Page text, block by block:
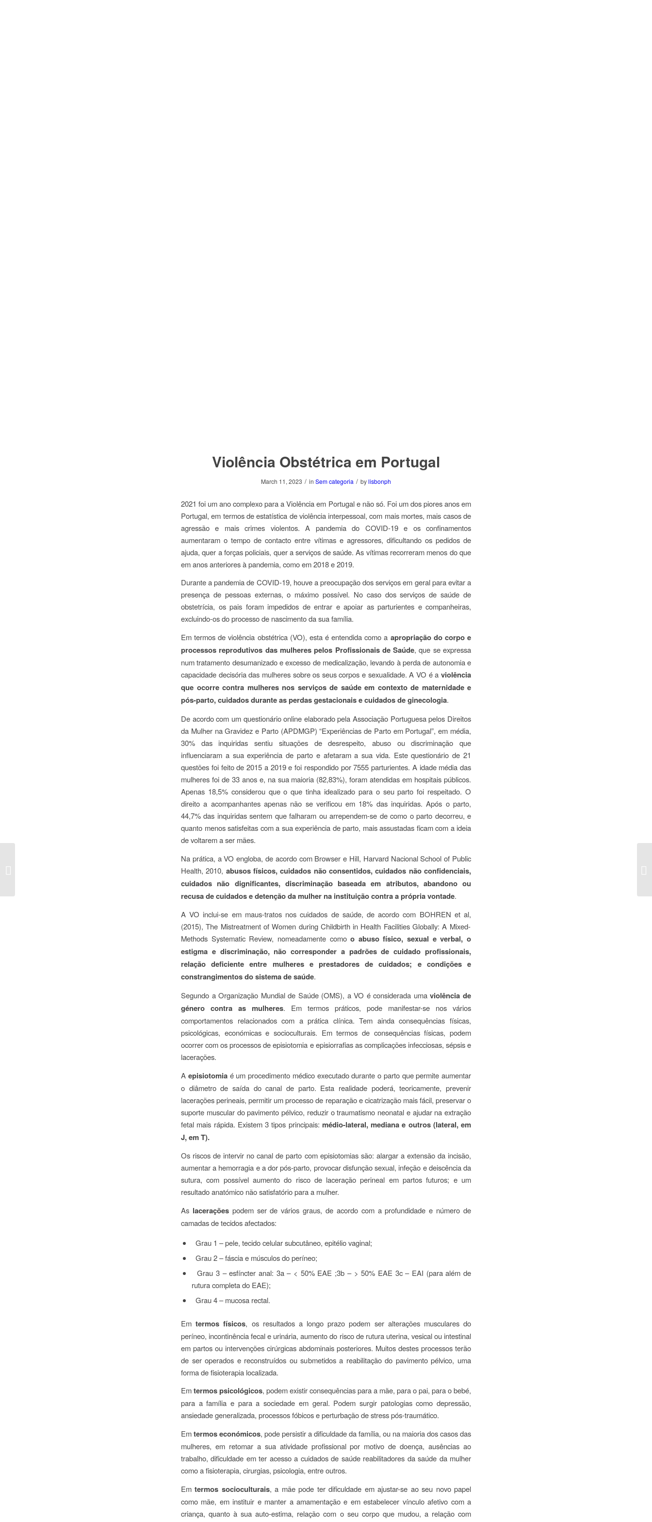
Violência Obstétrica em Portugal
March 11, 2023 / in Sem categoria / bylisbonph
2021 foi um ano complexo para a Violência em Portugal e não só. Foi um dos piores anos em
Portugal, em termos de estatística de violência interpessoal, com mais mortes, mais casos de
agressão e mais crimes violentos. A pandemia do COVID-19 e os confinamentos
aumentaram o tempo de contacto entre vítimas e agressores, dificultando os pedidos de
ajuda, quer a forças policiais, quer a serviços de saúde. As vítimas recorreram menos do que
em anos anteriores à pandemia, como em 2018 e 2019.
Durante a pandemia de COVID-19, houve a preocupação dos serviços em geral para evitar a
presença de pessoas externas, o máximo possível. No caso dos serviços de saúde de
obstetrícia, os pais foram impedidos de entrar e apoiar as parturientes e companheiras,
excluindo-os do processo de nascimento da sua família.
Em termos de violência obstétrica (VO), esta é entendida como a apropriação do corpo e
processos reprodutivos das mulheres pelos Profissionais de Saúde, que se expressa
num tratamento desumanizado e excesso de medicalização, levando à perda de autonomia e
capacidade decisória das mulheres sobre os seus corpos e sexualidade. A VO é a violência
que ocorre contra mulheres nos serviços de saúde em contexto de maternidade e
pós-parto,cuidados durante as perdas gestacionais e cuidados de ginecologia.
De acordo com um questionário online elaborado pela Associação Portuguesa pelos Direitos
da Mulher na Gravidez e Parto (APDMGP) “Experiências de Parto em Portugal”, em média,
30% das inquiridas sentiu situações de desrespeito, abuso ou discriminação que
influenciaram a sua experiência de parto e afetaram a sua vida. Este questionário de 21
questões foi feito de 2015 a 2019 e foi respondido por 7555 parturientes. A idade média das
mulheres foi de 33 anos e, na sua maioria (82,83%), foram atendidas em hospitais públicos.
Apenas 18,5% considerou que o que tinha idealizado para o seu parto foi respeitado. O
direito a acompanhantes apenas não se verificou em 18% das inquiridas. Após o parto,
44,7% das inquiridas sentem que falharam ou arrependem-se de como o parto decorreu, e
quanto menos satisfeitas com a sua experiência de parto, mais assustadas ficam com a ideia
de voltarem a ser mães.
Na prática, a VO engloba, de acordo com Browser e Hill, Harvard Nacional School of Public
Health, 2010, abusos físicos, cuidados não consentidos, cuidados não confidenciais,
cuidados não dignificantes, discriminação baseada em atributos, abandono ou
recusa de cuidados e detenção da mulher na instituição contra a própria vontade.
A VO inclui-se em maus-tratos nos cuidados de saúde, de acordo com BOHREN et al,
(2015),The Mistreatment of Women during Childbirth in Health Facilities Globally: A Mixed-
Methods Systematic Review, nomeadamente comoo abuso físico, sexual e verbal, o
estigma e discriminação, não corresponder a padrões de cuidado profissionais,
relação deficiente entre mulheres e prestadores de cuidados; e condições e
constrangimentos do sistema de saúde.
Segundo a Organização Mundial de Saúde (OMS), a VO é considerada umaviolência de
género contra as mulheres. Em termos práticos, pode manifestar-se nos vários
comportamentos relacionados com a prática clínica. Tem ainda consequências físicas,
psicológicas, económicas e socioculturais. Em termos de consequências físicas, podem
ocorrer com os processos de episiotomia e episiorrafias as complicações infecciosas, sépsis e
lacerações.
A episiotomiaé um procedimento médico executado durante o parto que permite aumentar
o diâmetro de saída do canal de parto. Esta realidade poderá, teoricamente, prevenir
lacerações perineais, permitir um processo de reparação e cicatrização mais fácil, preservar o
suporte muscular do pavimento pélvico, reduzir o traumatismo neonatal e ajudar na extração
fetal mais rápida. Existem 3 tipos principais: médio-lateral, mediana e outros (lateral, em
J, em T).
Os riscos de intervir no canal de parto com episiotomias são: alargar a extensão da incisão,
aumentar a hemorragia e a dor pós-parto, provocar disfunção sexual, infeção e deiscência da
sutura, com possível aumento do risco de laceração perineal em partos futuros; e um
resultado anatómico não satisfatório para a mulher.
As laceraçõespodem ser de vários graus, de acordo com a profundidade e número de
camadas de tecidos afectados:
Grau 1 – pele, tecido celular subcutâneo, epitélio vaginal;
Grau 2 – fáscia e músculos do períneo;
Grau 3 – esfíncter anal: 3a – < 50% EAE ;3b – > 50% EAE 3c – EAI (para além de
rutura completa do EAE);
Grau 4 – mucosa rectal.
Emtermos físicos, os resultados a longo prazo podem ser alterações musculares do
períneo, incontinência fecal e urinária, aumento do risco de rutura uterina, vesical ou intestinal
em partos ou intervenções cirúrgicas abdominais posteriores. Muitos destes processos terão
de ser operados e reconstruídos ou submetidos a reabilitação do pavimento pélvico, uma
forma de fisioterapia localizada.
Emtermos psicológicos, podem existir consequências para a mãe, para o pai, para o bebé,
para a família e para a sociedade em geral. Podem surgir patologias como depressão,
ansiedade generalizada, processos fóbicos e perturbação destresspós-traumático.
Emtermos económicos, pode persistir a dificuldade da família, ou na maioria dos casos das
mulheres, em retomar a sua atividade profissional por motivo de doença, ausências ao
trabalho, dificuldade em ter acesso a cuidados de saúde reabilitadores da saúde da mulher
como a fisioterapia, cirurgias, psicologia, entre outros.
Emtermos socioculturais, a mãe pode ter dificuldade em ajustar-se ao seu novo papel
como mãe, em instituir e manter a amamentação e em estabelecer vínculo afetivo com a
criança, quanto à sua auto-estima, relação com o seu corpo que mudou, a relação com